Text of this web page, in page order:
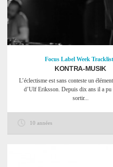
Focus Label Week
KONTRA-MUSIK
L’éclectisme est sans conteste un
d’Ulf Eriksson. Depuis dix ans il a pu
sortir...
10 années